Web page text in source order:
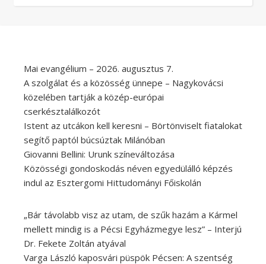
Mai evangélium – 2026. augusztus 7.
A szolgálat és a közösség ünnepe – Nagykovácsi
közelében tartják a közép-európai
cserkésztalálkozót
Istent az utcákon kell keresni – Börtönviselt fiatalokat
segítő paptól búcsúztak Milánóban
Giovanni Bellini: Urunk színeváltozása
Közösségi gondoskodás néven egyedülálló képzés
indul az Esztergomi Hittudományi Főiskolán
„Bár távolabb visz az utam, de szűk hazám a Kármel
mellett mindig is a Pécsi Egyházmegye lesz” – Interjú
Dr. Fekete Zoltán atyával
Varga László kaposvári püspök Pécsen: A szentség